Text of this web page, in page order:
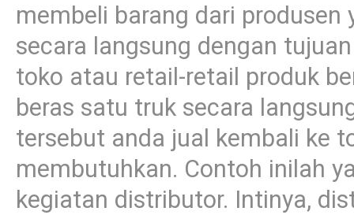
membeli barang dari
secara langsung dengan
toko atau retail-retail produk
beras satu truk secara
tersebut anda jual kembali ke
membutuhkan. Contoh inilah
kegiatan distributor. Intinya,